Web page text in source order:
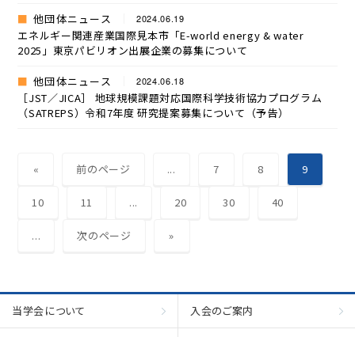
他団体ニュース 2024.06.19
エネルギー関連産業国際見本市「E-world energy & water
2025」東京パビリオン出展企業の募集について
他団体ニュース 2024.06.18
［JST／JICA］ 地球規模課題対応国際科学技術協力プログラム
（SATREPS）令和7年度 研究提案募集について（予告）
« 前のページ ... 7 8 9
10 11 ... 20 30 40
... 次のページ »
当学会について 入会のご案内